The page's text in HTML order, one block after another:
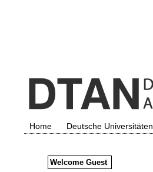
Home Deutsche Universitäten
Welcome Guest